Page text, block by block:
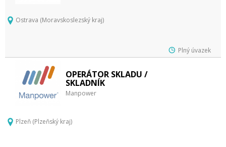
Ostrava (Moravskoslezský kraj)
Plný úvazek
OPERÁTOR SKLADU /
SKLADNÍK
Manpower
Plzeň (Plzeňský kraj)